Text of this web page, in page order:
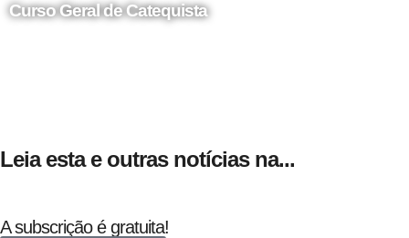
Curso Geral de Catequista
Leia esta e outras notícias na...
A subscrição é gratuita!